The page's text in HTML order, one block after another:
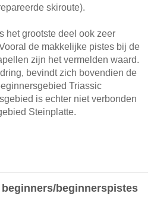
skiroute).
het grootste deel ook zeer
de makkelijke pistes bij de
zijn het vermelden waard.
bevindt zich bovendien de
Triassic
is echter niet verbonden
Steinplatte.
beginnerspistes